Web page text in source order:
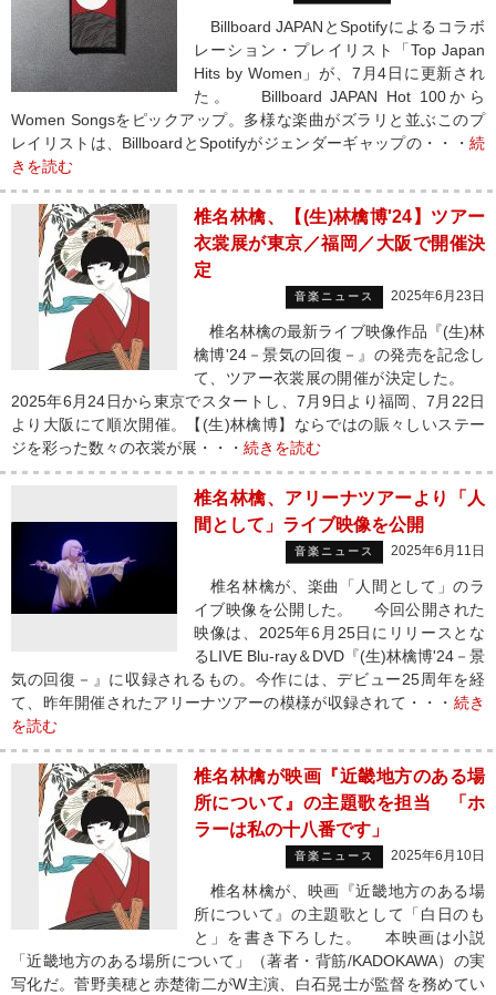
Billboard JAPANとSpotifyによるコラボ
レーション・プレイリスト「Top Japan
Hits by Women」が、7月4日に更新され
た。 Billboard JAPAN Hot 100から
Women Songsをピックアップ。多様な楽曲がズラリと並ぶこのプ
レイリストは、BillboardとSpotifyがジェンダーギャップの・・・ 続
きを読む
椎名林檎、【(生)林檎博'24】ツアー
衣裳展が東京／福岡／大阪で開催決
定
音楽ニュース 2025年6月23日
椎名林檎の最新ライブ映像作品『(生)林
檎博'24－景気の回復－』の発売を記念し
て、ツアー衣裳展の開催が決定した。
2025年6月24日から東京でスタートし、7月9日より福岡、7月22日
より大阪にて順次開催。【(生)林檎博】ならではの賑々しいステー
ジを彩った数々の衣裳が展・・・ 続きを読む
椎名林檎、アリーナツアーより「人
間として」ライブ映像を公開
音楽ニュース 2025年6月11日
椎名林檎が、楽曲「人間として」のラ
イブ映像を公開した。 今回公開された
映像は、2025年6月25日にリリースとな
るLIVE Blu-ray＆DVD『(生)林檎博'24－景
気の回復－』に収録されるもの。今作には、デビュー25周年を経
て、昨年開催されたアリーナツアーの模様が収録されて・・・ 続き
を読む
椎名林檎が映画『近畿地方のある場
所について』の主題歌を担当 「ホ
ラーは私の十八番です」
音楽ニュース 2025年6月10日
椎名林檎が、映画『近畿地方のある場
所について』の主題歌として「白日のも
と」を書き下ろした。 本映画は小説
「近畿地方のある場所について」（著者・背筋/KADOKAWA）の実
写化だ。菅野美穂と赤楚衛二がW主演、白石晃士が監督を務めてい